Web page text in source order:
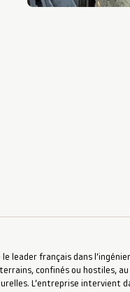
leader français dans
confinés ou hostiles,
L’entreprise intervient